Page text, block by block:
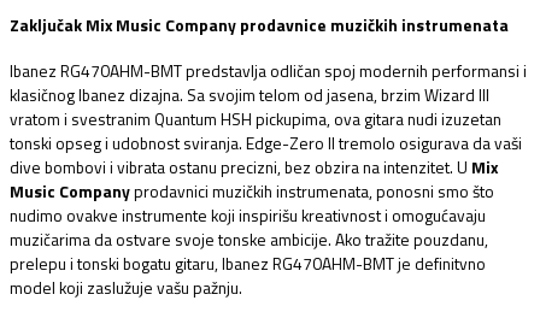
Zaključak Mix Music Company prodavnice muzičkih instrumenata
Ibanez RG470AHM-BMT predstavlja odličan spoj modernih performansi i
klasičnog Ibanez dizajna. Sa svojim telom od jasena, brzim Wizard III
vratom i svestranim Quantum HSH pickupima, ova gitara nudi izuzetan
tonski opseg i udobnost sviranja. Edge-Zero II tremolo osigurava da vaši
dive bombovi i vibrata ostanu precizni, bez obzira na intenzitet. U Mix
Music Companyprodavnici muzičkih instrumenata, ponosni smo što
nudimo ovakve instrumente koji inspirišu kreativnost i omogućavaju
muzičarima da ostvare svoje tonske ambicije. Ako tražite pouzdanu,
prelepu i tonski bogatu gitaru, Ibanez RG470AHM-BMT je definitvno
model koji zaslužuje vašu pažnju.